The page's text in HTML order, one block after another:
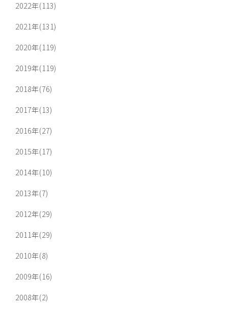
2022年(113)
2021年(131)
2020年(119)
2019年(119)
2018年(76)
2017年(13)
2016年(27)
2015年(17)
2014年(10)
2013年(7)
2012年(29)
2011年(29)
2010年(8)
2009年(16)
2008年(2)